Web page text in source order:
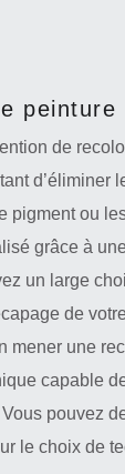
peinture
de
d’éliminer
pigment ou
grâce à
un large
de
mener une
capable
pouvez
le choix de